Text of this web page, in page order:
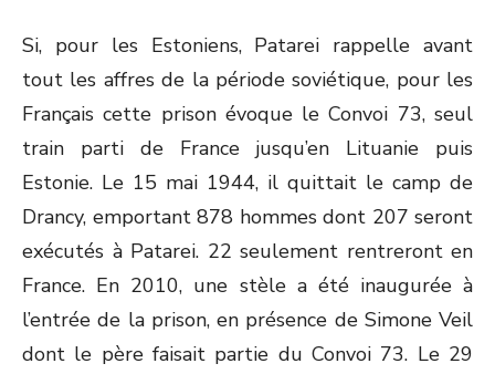
Si, pour les Estoniens, Patarei rappelle avant
tout les affres de la période soviétique, pour les
Français cette prison évoque le Convoi 73, seul
train parti de France jusqu’en Lituanie puis
Estonie. Le 15 mai 1944, il quittait le camp de
Drancy, emportant 878 hommes dont 207 seront
exécutés à Patarei. 22 seulement rentreront en
France. En 2010, une stèle a été inaugurée à
l’entrée de la prison, en présence de Simone Veil
dont le père faisait partie du Convoi 73. Le 29